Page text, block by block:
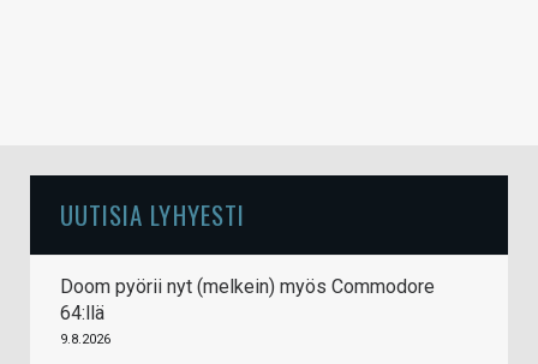
UUTISIA LYHYESTI
Doom pyörii nyt (melkein) myös Commodore
64:llä
9.8.2026